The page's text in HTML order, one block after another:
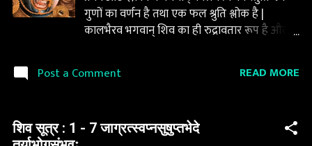
हमारा ज्ञान ही हमें यह समझने में मदद करता है कि
कुछ है जो इन इन्द्रियों से परे है | उदाहरण के तौर पर
हम मैग्नेटिक तरंगों को...
गुणों का वर्णन है तथा एक फल श्रुति श्लोक है |
कालभैरव भगवान् शिव का ही रुद्रावतार रूप है और
है | मान्यता है की भगवान् काल भैरव समस्त पापों का
इसलिए यहाँ पर एक "सरल" का बटन दबा कर आप
Post a Comment READ MORE
शिव सूत्र : 1 - 7 जाग्रत्स्वप्नसुषुप्तभेदे